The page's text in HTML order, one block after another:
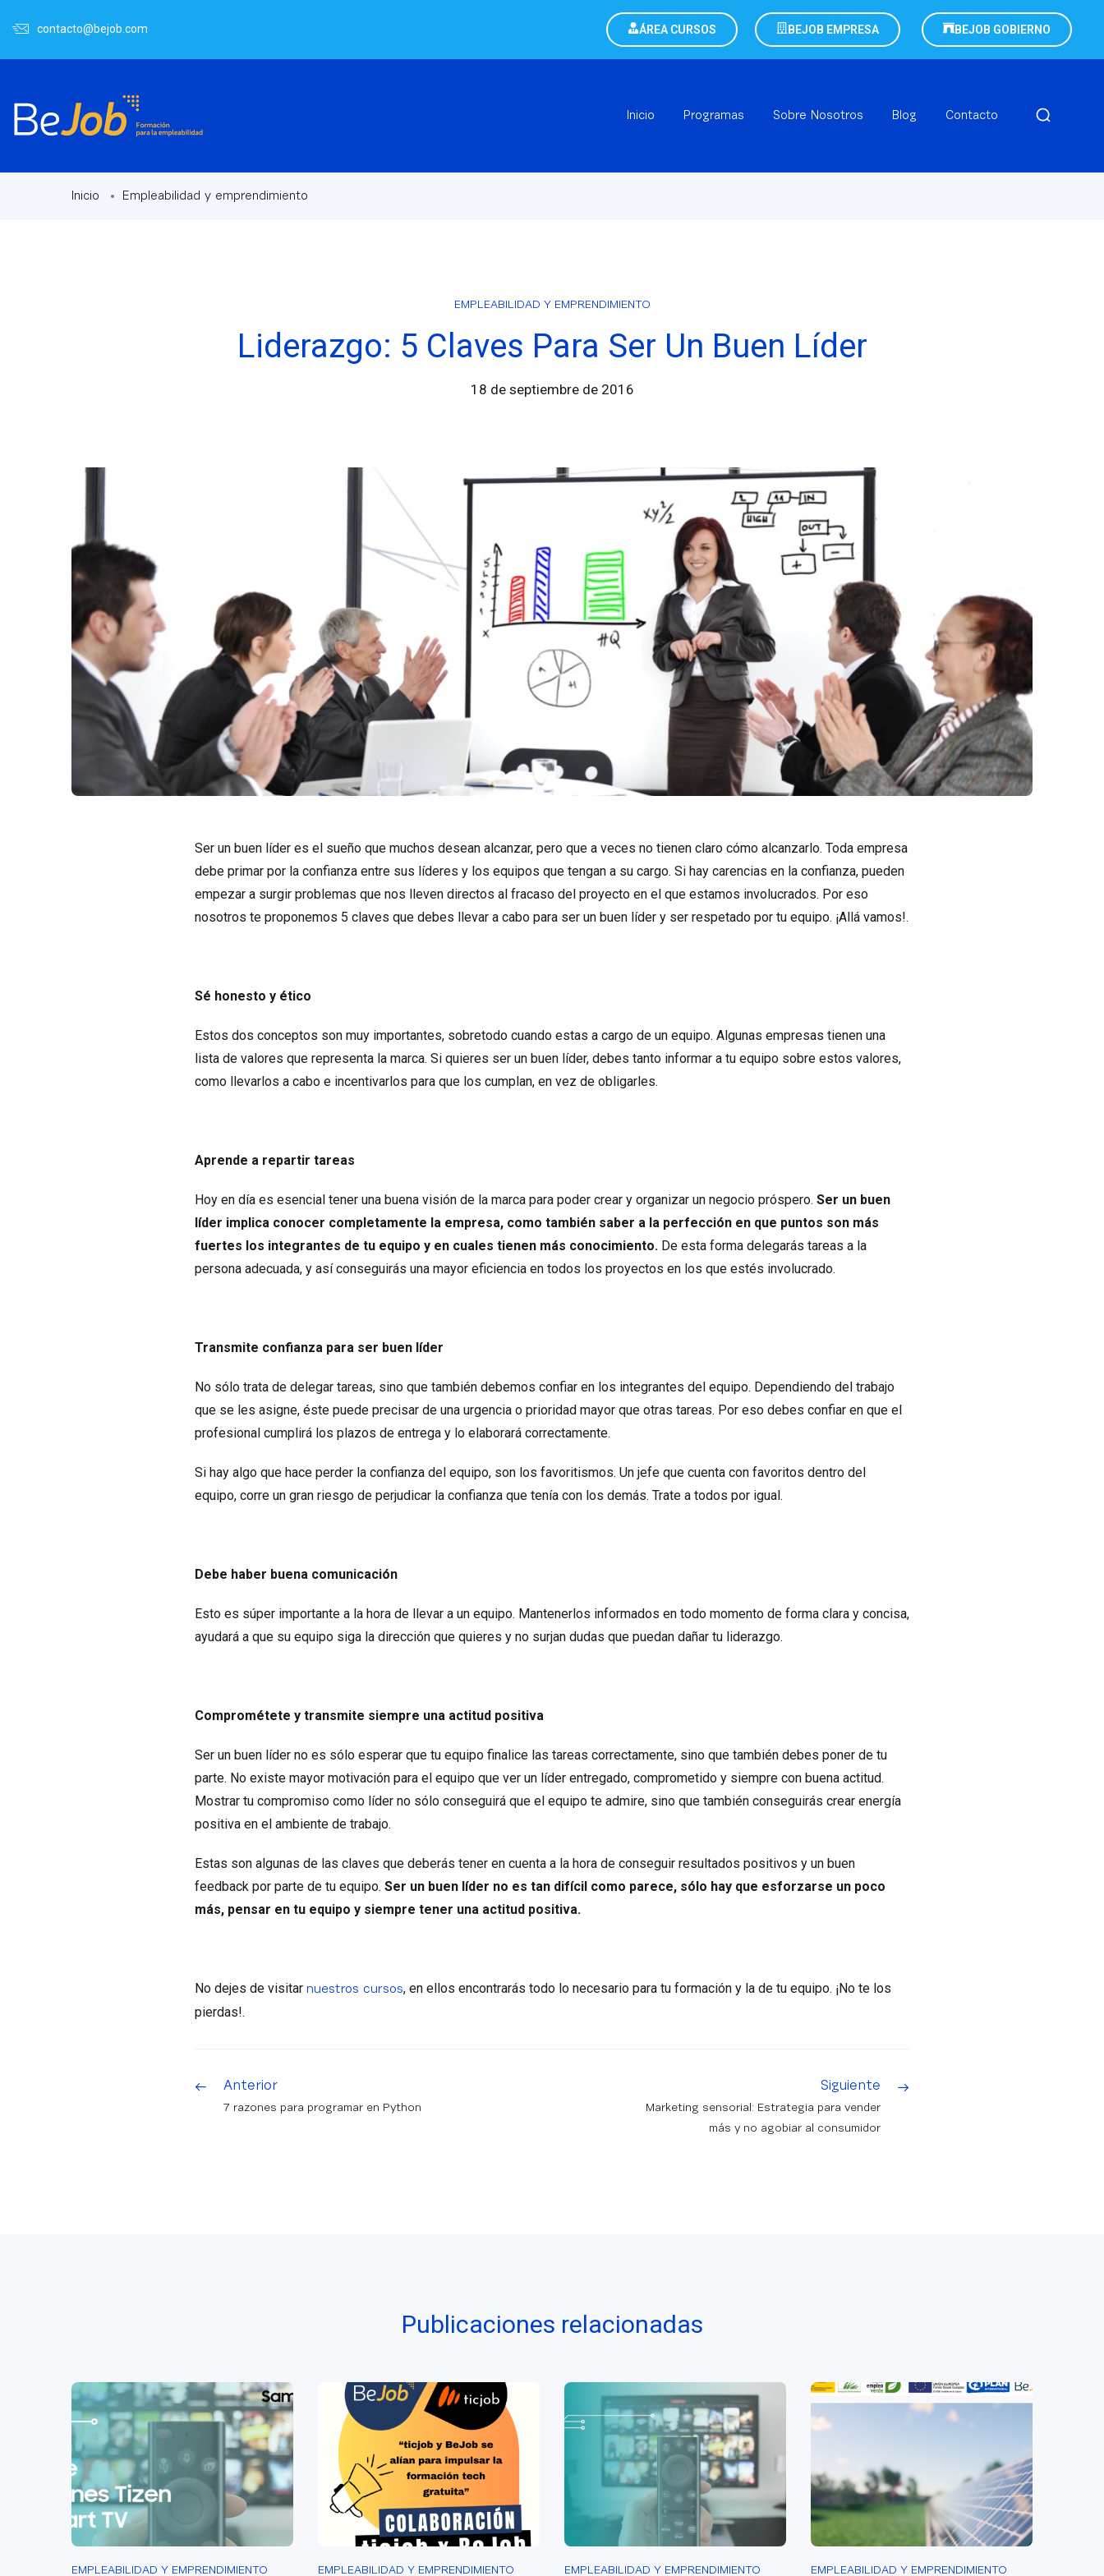
contacto@bejob.com ÁREA CURSOS BEJOB EMPRESA BEJOB GOBIERNO
Inicio Programas Sobre Nosotros Blog Contacto
Inicio Empleabilidad y emprendimiento
EMPLEABILIDAD Y EMPRENDIMIENTO
Liderazgo: 5 Claves Para Ser Un Buen Líder
18 de septiembre de 2016
Ser un buen líder es el sueño que muchos desean alcanzar, pero que a veces no tienen claro cómo alcanzarlo. Toda empresa
debe primar por la confianza entre sus líderes y los equipos que tengan a su cargo. Si hay carencias en la confianza, pueden
empezar a surgir problemas que nos lleven directos al fracaso del proyecto en el que estamos involucrados. Por eso
nosotros te proponemos 5 claves que debes llevar a cabo para ser un buen líder y ser respetado por tu equipo. ¡Allá vamos!.
Sé honesto y ético
Estos dos conceptos son muy importantes, sobretodo cuando estas a cargo de un equipo. Algunas empresas tienen una
lista de valores que representa la marca. Si quieres ser un buen líder, debes tanto informar a tu equipo sobre estos valores,
como llevarlos a cabo e incentivarlos para que los cumplan, en vez de obligarles.
Aprende a repartir tareas
Hoy en día es esencial tener una buena visión de la marca para poder crear y organizar un negocio próspero. Ser un buen
líder implica conocer completamente la empresa, como también saber a la perfección en que puntos son más
fuertes los integrantes de tu equipo y en cuales tienen más conocimiento. De esta forma delegarás tareas a la
persona adecuada, y así conseguirás una mayor eficiencia en todos los proyectos en los que estés involucrado.
Transmite confianza para ser buen líder
No sólo trata de delegar tareas, sino que también debemos confiar en los integrantes del equipo. Dependiendo del trabajo
que se les asigne, éste puede precisar de una urgencia o prioridad mayor que otras tareas. Por eso debes confiar en que el
profesional cumplirá los plazos de entrega y lo elaborará correctamente.
Si hay algo que hace perder la confianza del equipo, son los favoritismos. Un jefe que cuenta con favoritos dentro del
equipo, corre un gran riesgo de perjudicar la confianza que tenía con los demás. Trate a todos por igual.
Debe haber buena comunicación
Esto es súper importante a la hora de llevar a un equipo. Mantenerlos informados en todo momento de forma clara y concisa,
ayudará a que su equipo siga la dirección que quieres y no surjan dudas que puedan dañar tu liderazgo.
Comprométete y transmite siempre una actitud positiva
Ser un buen líder no es sólo esperar que tu equipo finalice las tareas correctamente, sino que también debes poner de tu
parte. No existe mayor motivación para el equipo que ver un líder entregado, comprometido y siempre con buena actitud.
Mostrar tu compromiso como líder no sólo conseguirá que el equipo te admire, sino que también conseguirás crear energía
positiva en el ambiente de trabajo.
Estas son algunas de las claves que deberás tener en cuenta a la hora de conseguir resultados positivos y un buen
feedback por parte de tu equipo. Ser un buen líder no es tan difícil como parece, sólo hay que esforzarse un poco
más, pensar en tu equipo y siempre tener una actitud positiva.
No dejes de visitar nuestros cursos, en ellos encontrarás todo lo necesario para tu formación y la de tu equipo. ¡No te los
pierdas!.
Anterior
7 razones para programar en Python
Siguiente
Marketing sensorial: Estrategia para vender
más y no agobiar al consumidor
Publicaciones relacionadas
EMPLEABILIDAD Y EMPRENDIMIENTO EMPLEABILIDAD Y EMPRENDIMIENTO EMPLEABILIDAD Y EMPRENDIMIENTO EMPLEABILIDAD Y EMPRENDIMIENTO